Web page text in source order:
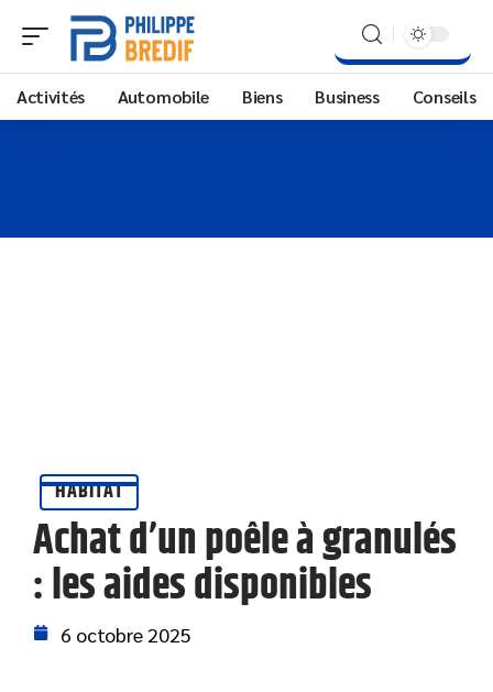
Activités Automobile Biens Business Conseils
HABITAT
Achat d’un poêle à granulés
: les aides disponibles
6 octobre 2025